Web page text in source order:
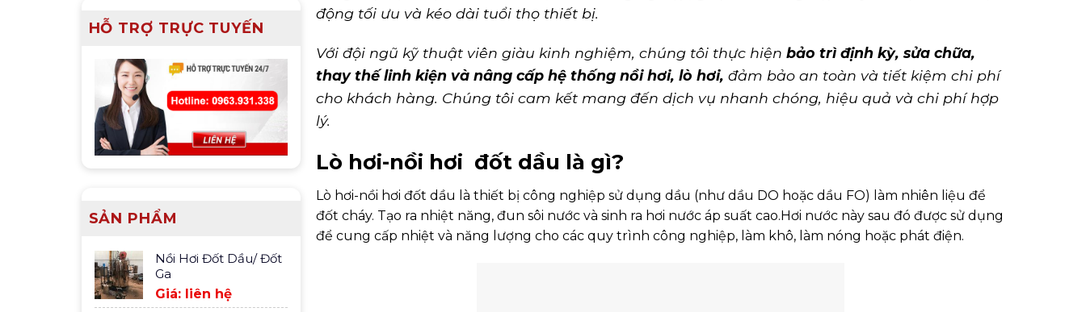
HỖ TRỢ TRỰC TUYẾN
SẢN PHẨM
Nồi Hơi Đốt Dầu/ Đốt
Ga
Giá: liên hệ
động tối ưu và kéo dài tuổi thọ thiết bị.
Với đội ngũ kỹ thuật viên giàu kinh nghiệm, chúng tôi thực hiệnbảo trì định kỳ, sửa chữa,
thay thế linh kiện và nâng cấp hệ thống nồi hơi, lò hơi, đảm bảo an toàn và tiết kiệm chi phí
cho khách hàng. Chúng tôi cam kết mang đến dịch vụ nhanh chóng, hiệu quả và chi phí hợp
lý.
Lò hơi-nồi hơi đốt dầu là gì?
Lò hơi-nồi hơi đốt dầu là thiết bị công nghiệp sử dụng dầu (như dầu DO hoặc dầu FO) làm nhiên liệu để
đốt cháy. Tạo ra nhiệt năng, đun sôi nước và sinh ra hơi nước áp suất cao. Hơi nước này sau đó được sử dụng
để cung cấp nhiệt và năng lượng cho các quy trình công nghiệp, làm khô, làm nóng hoặc phát điện.